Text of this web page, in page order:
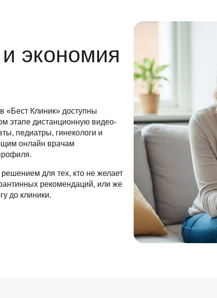
экономия
«Бест Клиник» доступны
этапе дистанционную видео-
педиатры, гинекологи и
онлайн врачам
для тех, кто не желает
рекомендаций, или же
до клиники.